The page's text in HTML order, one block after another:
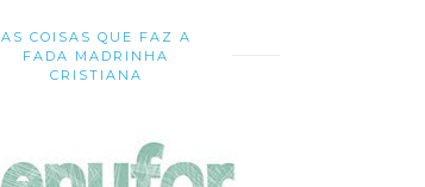
AS COISAS QUE FAZ A
FADA MADRINHA
CRISTIANA